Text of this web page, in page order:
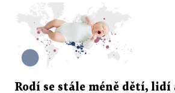
Rodí se stále méně dětí, lidí